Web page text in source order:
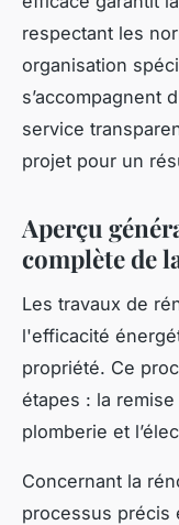
respectant les
organisation
s’accompagnent
service
projet pour un
Aperçu
complète de
Les travaux de
l'efficacité
propriété. Ce
étapes : la
plomberie et
Concernant la
processus précis